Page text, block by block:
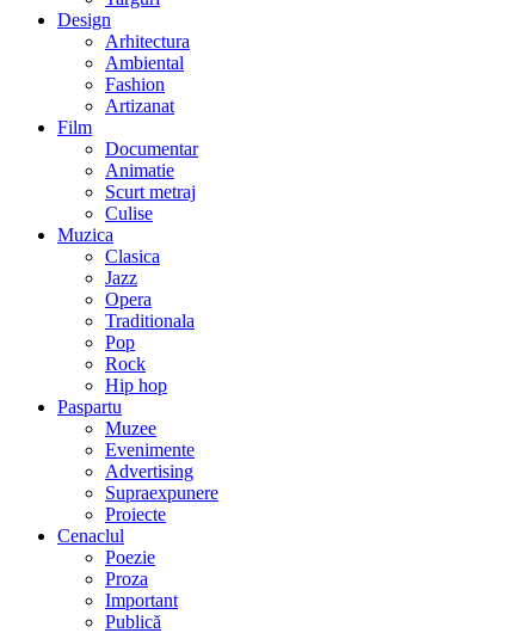
Design
Arhitectura
Ambiental
Fashion
Artizanat
Film
Documentar
Animatie
Scurt metraj
Culise
Muzica
Clasica
Jazz
Opera
Traditionala
Pop
Rock
Hip hop
Paspartu
Muzee
Evenimente
Advertising
Supraexpunere
Proiecte
Cenaclul
Poezie
Proza
Important
Publică